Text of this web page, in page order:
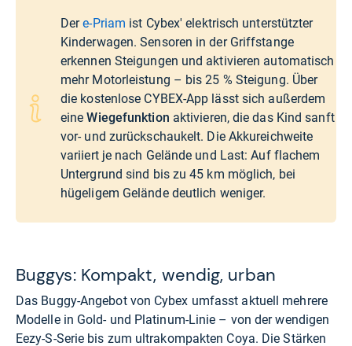
Dere-Priam ist Cybex' elektrisch unterstützter
Kinderwagen. Sensoren in der Griffstange
erkennen Steigungen und aktivieren automatisch
mehr Motorleistung – bis 25 % Steigung. Über
die kostenlose CYBEX-App lässt sich außerdem
eineWiegefunktion aktivieren, die das Kind sanft
vor- und zurückschaukelt. Die Akkureichweite
variiert je nach Gelände und Last: Auf flachem
Untergrund sind bis zu 45 km möglich, bei
hügeligem Gelände deutlich weniger.
Buggys: Kompakt, wendig, urban
Das Buggy-Angebot von Cybex umfasst aktuell mehrere
Modelle in Gold- und Platinum-Linie – von der wendigen
Eezy-S-Serie bis zum ultrakompakten Coya. Die Stärken